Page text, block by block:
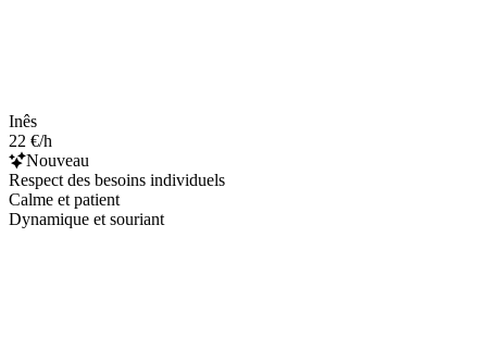
Inês
22 €/h
Nouveau
Respect des besoins individuels
Calme et patient
Dynamique et souriant